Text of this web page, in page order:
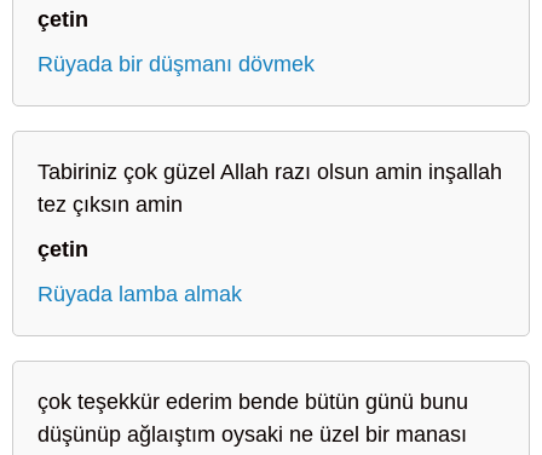
çetin
Rüyada bir düşmanı dövmek
Tabiriniz çok güzel Allah razı olsun amin inşallah
tez çıksın amin
çetin
Rüyada lamba almak
çok teşekkür ederim bende bütün günü bunu
düşünüp ağlaıştım oysaki ne üzel bir manası